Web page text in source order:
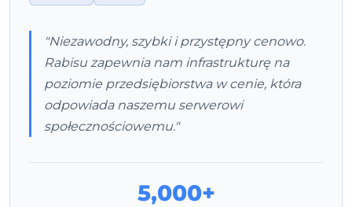
"Niezawodny, szybki i przystępny cenowo.
Rabisu zapewnia nam infrastrukturę na
poziomie przedsiębiorstwa w cenie, która
odpowiada naszemu serwerowi
społecznościowemu."
5,000+